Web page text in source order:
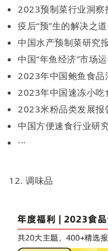
2023预制菜行业洞察
疫后“预”生的解决之
中国水产预制菜研究
中国“年鱼经济”市场
2023年中国鲍鱼食品
2023年中国速冻小吃
2023米粉品类发展报
中国方便速食行业研
···
12. 调味品